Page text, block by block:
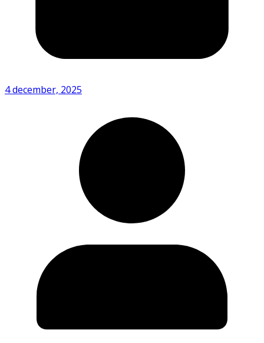
4 december, 2025